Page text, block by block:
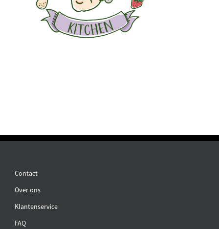
Contact
Over ons
Klantenservice
FAQ